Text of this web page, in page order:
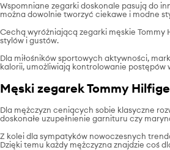
Wspomniane zegarki doskonale pasują do
można dowolnie tworzyć ciekawe i modne
Cechą wyróżniającą zegarki męskie Tommy
stylów i gustów.
Dla miłośników sportowych aktywności,
kalorii, umożliwiają kontrolowanie postępów
Męski zegarek Tommy
Dla mężczyzn ceniących sobie klasyczne
doskonałe uzupełnienie garnituru czy
Z kolei dla sympatyków nowoczesnych
Dzięki temu każdy mężczyzna znajdzie coś